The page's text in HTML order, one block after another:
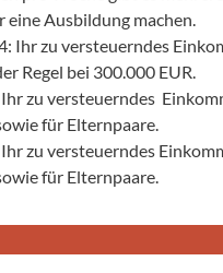
Ausbildung machen.
Ihr zu versteuerndes
Regel bei 300.000 EUR.
zu versteuerndes
für Elternpaare.
zu versteuerndes
für Elternpaare.